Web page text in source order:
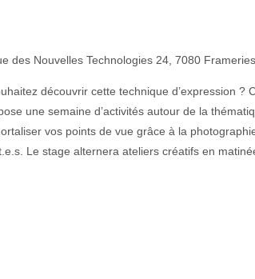
des Nouvelles Technologies 24, 7080
découvrir cette technique d’expression ?
une semaine d’activités autour de la
vos points de vue grâce à la
Le stage alternera ateliers créatifs en